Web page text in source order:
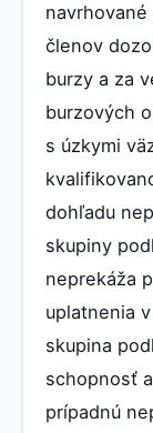
členov
burzy a za
burzových
s úzkymi
dohľadu
skupiny
neprekáža
uplatnenia
skupina
schopnosť
prípadnú